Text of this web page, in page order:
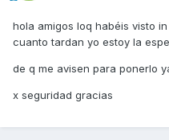
hola amigos loq habéis visto
cuanto tardan yo estoy la
de q me avisen para ponerlo
x seguridad gracias